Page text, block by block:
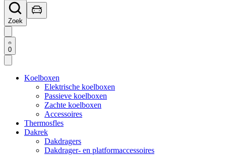
Zoek
0
Koelboxen
Elektrische koelboxen
Passieve koelboxen
Zachte koelboxen
Accessoires
Thermosfles
Dakrek
Dakdragers
Dakdrager- en platformaccessoires